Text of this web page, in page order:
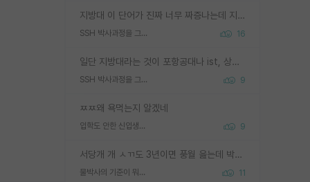
지방대 이 단어가 진짜 너무 짜증나는데 지방대면 다 그냥 쓰레기인가요? 무슨 말 같지도 않은 댓글들이 있는건지??? 지방에도 충분히 좋은 대학 많고 충분히 잘하는 교수님들 많습니다 포항공대 4개 IST 대표 지거국들 여기 모두 다 지방에 있고 여기 출신들 중에 교수하는 분들 적지 않습니다 지거국 출신이 무슨 교수를 하냐?라고 생각할 사람들 많은데 상위 대표 지거국에 아웃라이어들 많습니다 결국 개인의 연구역량과 실적이 중요합니다 이 역량을 펼치는데 있어서 지도교수와의 합도 중요합니다. 그리고 경력이 필요하면 해외포닥까지 다녀오세요
SSH 박사과정을 그만두고 지방대 박사로 옮기면 교수의 꿈은 끝일까요? 16
일단 지방대라는 것이 포항공대나 ist, 상위 지거국은 아니라고 생각하겠습니다. 그런곳은 서성한에 비해 소위 대학 네임밸류가 크게 뒤떨어지지는 않으니까요. 대학 이름이 중요하냐? 당연합니다. 대학 이름이 좋아서 좋은 아웃풋이 나오는 것이냐, 좋은 대학은 좋은 사람과 좋은 기회가 몰려있으니 아웃풋도 자연스럽게 좋아지는 것이냐? 대답하기 어려운 문제입니다. 아직 한국 사회에서 학벌을 보는 것도, 특히 이공계를 중심으로 학벌보다는 실적 위주라는 분위기가 형성되는 것도 사실입니다. 지방대 출신으로 전임교수가 될수 있느냐? 가능 불가능을 따지면 당연히 가능입니다. 지방대 박사 출신으로 전임교원이 된 경우가 실제로 있으니까요. 현실적인 가능성이 있느냐? 지금 이정도 대학의 교수가 되고싶다고 생각되는 대학 들어가서 컴공과 교수 목록 켜고 박사 어디서 받았는지 쭉 한번 보세요. 냉정하게 지방대 출신인 분들이 많지는 않으실겁니다.
SSH 박사과정을 그만두고 지방대 박사로 옮기면 교수의 꿈은 끝일까요? 9
ㅉㅉ왜 욕먹는지 알겠네
입학도 안한 신입생이 원래 관심을 받나요 9
서당개 개 ㅅㄲ도 3년이면 풍월 읊는데 박사 5년 이상 대리고 있으면서 물된건 교수 탓 맞는ㄱ게 거기가 서당이 아니란 소리임
물박사의 기준이 뭐임? 11